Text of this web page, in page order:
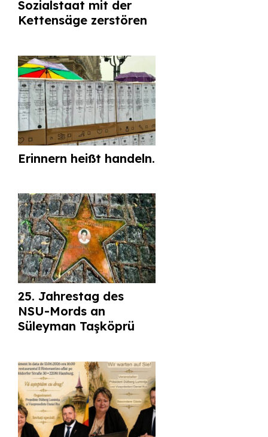
Sozialstaat mit der
Kettensäge zerstören
Erinnern heißt handeln.
25. Jahrestag des
NSU-Mords an
Süleyman Taşköprü